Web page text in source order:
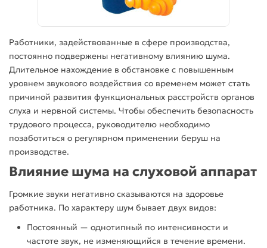
Работники, задействованные в сфере производства,
постоянно подвержены негативному влиянию шума.
Длительное нахождение в обстановке с повышенным
уровнем звукового воздействия со временем может стать
причиной развития функциональных расстройств органов
слуха и нервной системы. Чтобы обеспечить безопасность
трудового процесса, руководителю необходимо
позаботиться о регулярном применении беруш на
производстве.
Влияние шума на слуховой аппарат
Громкие звуки негативно сказываются на здоровье
работника. По характеру шум бывает двух видов:
Постоянный — однотипный по интенсивности и
частоте звук, не изменяющийся в течение времени.